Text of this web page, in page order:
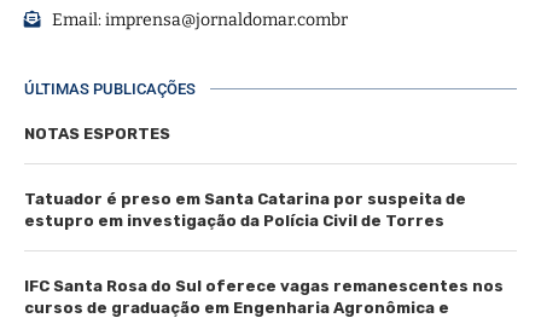
Email:imprensa@jornaldomar.combr
ÚLTIMAS PUBLICAÇÕES
NOTAS ESPORTES
Tatuador é preso em Santa Catarina por suspeita de
estupro em investigação da Polícia Civil de Torres
IFC Santa Rosa do Sul oferece vagas remanescentes nos
cursos de graduação em Engenharia Agronômica e